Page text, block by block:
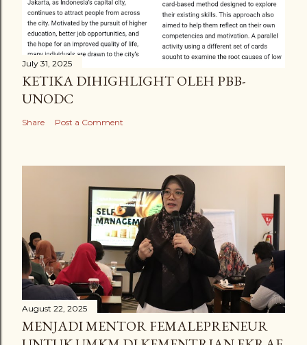
July 31, 2025
KETIKA DIHIGHLIGHT OLEH PBB-
UNODC
Share Post a Comment
August 22, 2025
MENJADI MENTOR FEMALEPRENEUR